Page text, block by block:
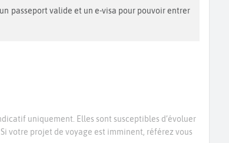
uniquement. Elles sont susceptibles d’évoluer
votre projet de voyage est imminent, référez vous